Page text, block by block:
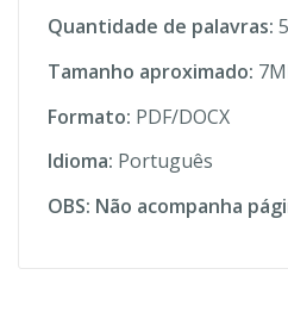
Quantidade de palavras:
Tamanho aproximado:
Formato: PDF/DOCX
Idioma: Português
OBS: Não acompanha